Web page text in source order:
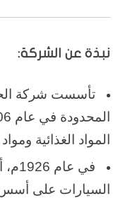
نبذة عن الشركة:
تأسست شركة
المواد الغذائية
في
السيارات على أسس